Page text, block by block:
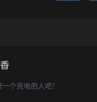
个充电的人吧！